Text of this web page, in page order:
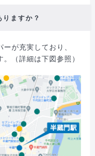
ますか？
が充実しており、
（詳細は下図参照）